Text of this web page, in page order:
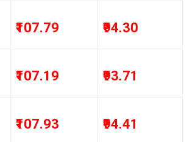
₹107.79 ₹94.30
₹107.19 ₹93.71
₹107.93 ₹94.41